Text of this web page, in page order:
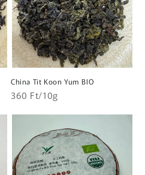
China Tit Koon Yum BIO
Normál
Egységár
360 Ft/10g